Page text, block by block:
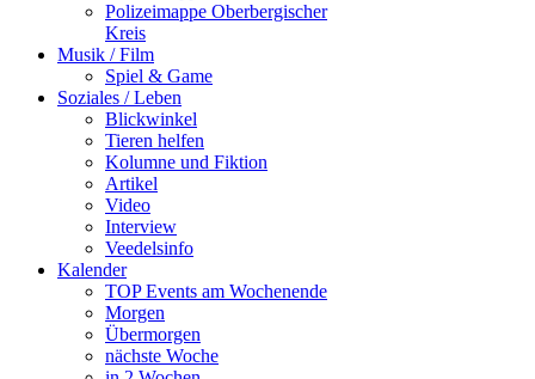
Polizeimappe Oberbergischer
Kreis
Musik / Film
Spiel & Game
Soziales / Leben
Blickwinkel
Tieren helfen
Kolumne und Fiktion
Artikel
Video
Interview
Veedelsinfo
Kalender
TOP Events am Wochenende
Morgen
Übermorgen
nächste Woche